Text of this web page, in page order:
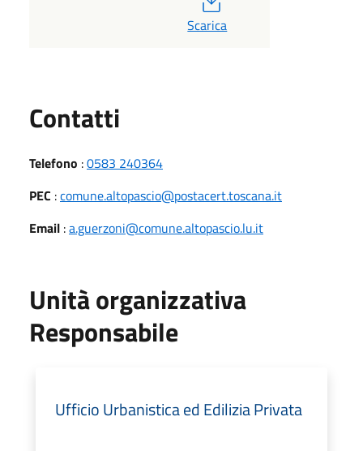
Scarica
Contatti
Telefono :0583 240364
PEC :comune.altopascio@postacert.toscana.it
Email :a.guerzoni@comune.altopascio.lu.it
Unità organizzativa
Responsabile
Ufficio Urbanistica ed Edilizia Privata